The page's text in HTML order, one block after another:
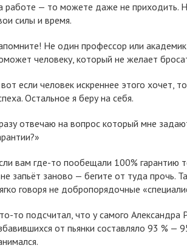
работе — то можете даже не приходить.
силы и время.
Не один профессор или академик
человеку, который не желает
если человек искреннее этого хочет,
Остальное я беру на себя.
отвечаю на вопрос который мне
вам где-то пообещали 100% гарантию
запьёт заново — бегите от туда прочь.
говоря не добропорядочные
то подсчитал, что у самого
от пьянки составляло 93 % —